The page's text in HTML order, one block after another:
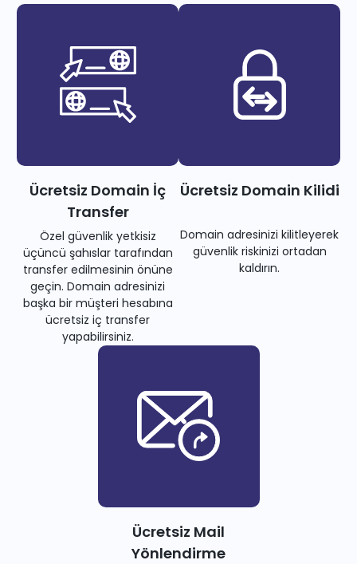
Ücretsiz Domain İç
Transfer
Özel güvenlik yetkisiz
üçüncü şahıslar tarafından
transfer edilmesinin önüne
geçin. Domain adresinizi
başka bir müşteri hesabına
ücretsiz iç transfer
yapabilirsiniz.
Ücretsiz Domain Kilidi
Domain adresinizi kilitleyerek
güvenlik riskinizi ortadan
kaldırın.
Ücretsiz Mail
Yönlendirme